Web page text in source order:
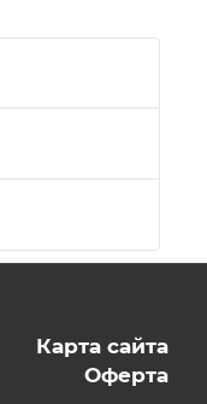
Карта сайта
Оферта